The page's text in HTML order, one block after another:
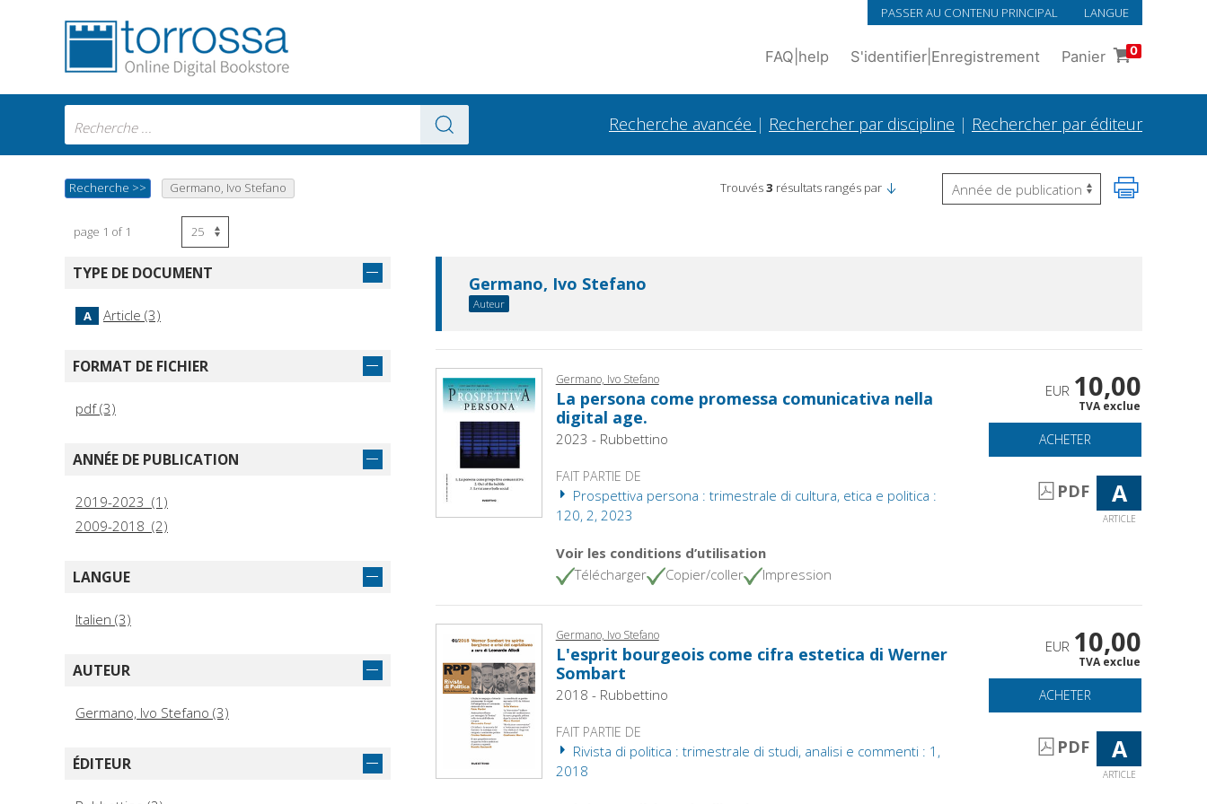
PASSER AU CONTENU PRINCIPAL LANGUE
FAQ help S'identifier Enregistrement Panier 0
Recherche avancée | Rechercher par discipline | Rechercher par éditeur
Recherche >> Germano, Ivo Stefano Trouvés3 résultats rangés par
page 1 of 1
TYPE DE DOCUMENT
A Article (3)
FORMAT DE FICHIER
pdf (3)
ANNÉE DE PUBLICATION
2019-2023 (1)
2009-2018 (2)
LANGUE
Italien (3)
AUTEUR
Germano, Ivo Stefano (3)
ÉDITEUR
Germano, Ivo Stefano
Auteur
Germano, Ivo Stefano
La persona come promessa comunicativa nella
digital age.
2023 - Rubbettino
FAIT PARTIE DE
Prospettiva persona : trimestrale di cultura, etica e politica :
120, 2, 2023
Voir les conditions d’utilisation
Télécharger
Copier/coller Impression
EUR 10,00
TVA exclue
ACHETER
PDF A
ARTICLE
Germano, Ivo Stefano
L'esprit bourgeois come cifra estetica di Werner
Sombart
2018 - Rubbettino
FAIT PARTIE DE
Rivista di politica : trimestrale di studi, analisi e commenti : 1,
2018
EUR 10,00
TVA exclue
ACHETER
PDF A
ARTICLE